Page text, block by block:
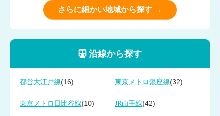
さらに細かい地域から探す →
沿線から探す
都営大江戸線(16) 東京メトロ銀座線(32)
東京メトロ日比谷線(10) JR山手線(42)